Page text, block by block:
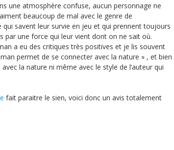
une atmosphère confuse, aucun personnage ne
beaucoup de mal avec le genre de
qui savent leur survie en jeu et qui prennent toujours
par une force qui leur vient dont on ne sait où.
a eu des critiques très positives et je lis souvent
permet de se connecter avec la nature » , et bien
la nature ni même avec le style de l’auteur qui
fait paraitre le sien, voici donc un avis totalement